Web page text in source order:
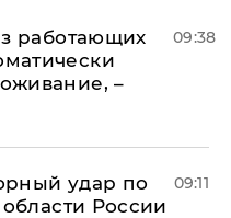
работающих
–
09:38
удар по
России
09:11